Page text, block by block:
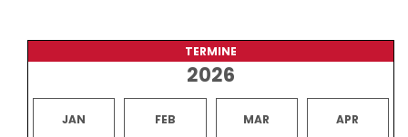
TERMINE
2026
JAN FEB MAR APR